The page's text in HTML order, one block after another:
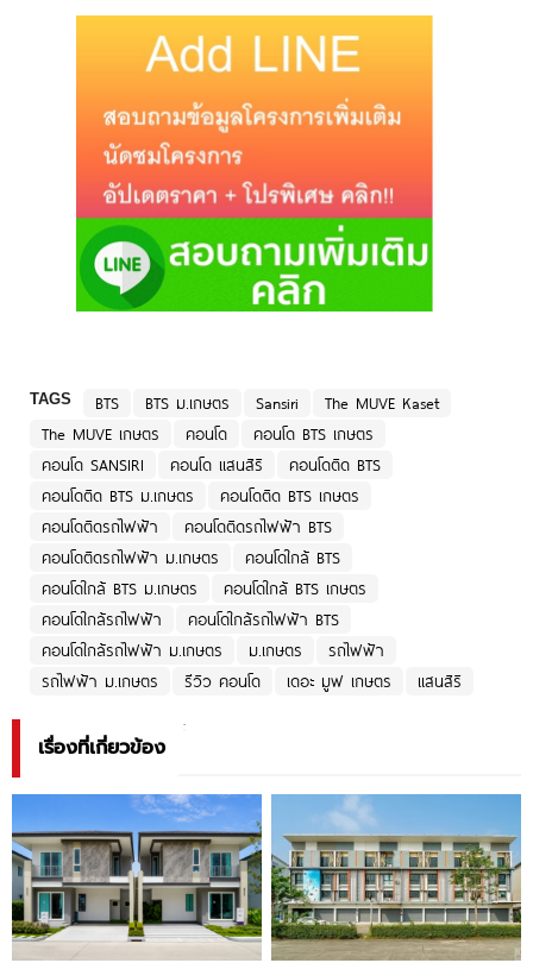
TAGS BTS BTS ม.เกษตร Sansiri
The MUVE Kaset
The MUVE เกษตร
คอนโด
คอนโด BTS เกษตร
คอนโด SANSIRI
คอนโด แสนสิริ
คอนโดติด BTS
คอนโดติด BTS ม.เกษตร
คอนโดติด BTS เกษตร
คอนโดติดรถไฟฟ้า
คอนโดติดรถไฟฟ้า BTS
คอนโดติดรถไฟฟ้า ม.เกษตร
คอนโดใกล้ BTS
คอนโดใกล้ BTS ม.เกษตร
คอนโดใกล้ BTS เกษตร
คอนโดใกล้รถไฟฟ้า
คอนโดใกล้รถไฟฟ้า BTS
คอนโดใกล้รถไฟฟ้า ม.เกษตร
ม.เกษตร
รถไฟฟ้า
รถไฟฟ้า ม.เกษตร
รีวิว คอนโด เดอะ มูฟ เกษตร แสนสิริ
เรื่องที่เกี่ยวข้อง